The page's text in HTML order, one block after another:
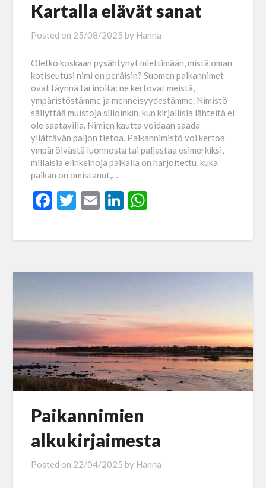
Kartalla elävät sanat
Posted on 25/08/2025 by Hanna
Oletko koskaan pysähtynyt miettimään, mistä oman
kotiseutusi nimi on peräisin? Suomen paikannimet
ovat täynnä tarinoita: ne kertovat meistä,
ympäristöstämme ja menneisyydestämme. Nimistö
säilyttää muistoja silloinkin, kun kirjallisia lähteitä ei
ole saatavilla. Nimien kautta voidaan saada
yllättävän paljon tietoa. Paikannimistö voi kertoa
ympäröivästä luonnosta tai paljastaa esimerkiksi,
millaisia elinkeinoja paikalla on harjoitettu, kuka
paikan on omistanut,…
Facebook
Twitter
EmailLinkedIn
Paikannimien
alkukirjaimesta
Posted on 22/04/2025 by Hanna